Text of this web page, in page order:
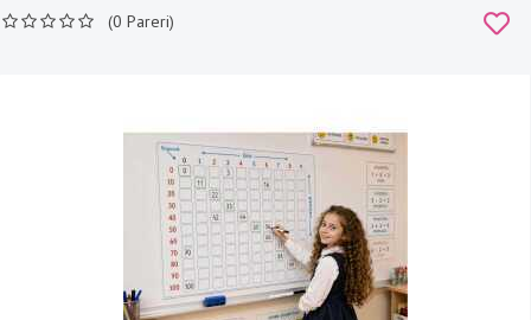
(0 Pareri)